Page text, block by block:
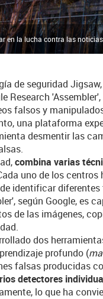
en la lucha contra las
de seguridad
Research
falsos y
una plataforma
desmentir las
combina varias
uno de los
identificar
según Google, es
de las imágenes,
dos
profundo (
falsas producidas
detectores
lo que ha